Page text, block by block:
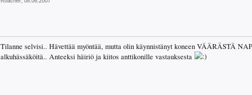
Tilanne selvisi.. Hävettää myöntää, mutta olin käynnistänyt koneen VÄÄRÄSTÄ
alkuhässäköitä.. Anteeksi häiriö ja kiitos anttikonille vastauksesta